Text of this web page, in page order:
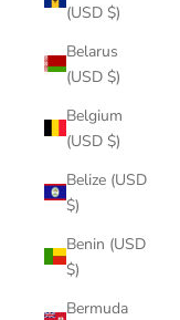
(USD $)
Belarus
(USD $)
Belgium
(USD $)
Belize (USD
$)
Benin (USD
$)
Bermuda